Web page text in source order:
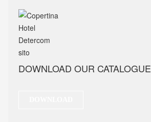
DOWNLOAD OUR CATALOGUE